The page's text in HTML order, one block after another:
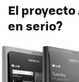
El
en serio?